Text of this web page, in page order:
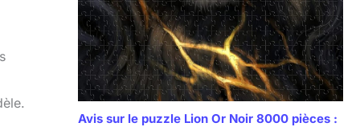
Avis sur le puzzle Lion Or Noir 8000 pièces :